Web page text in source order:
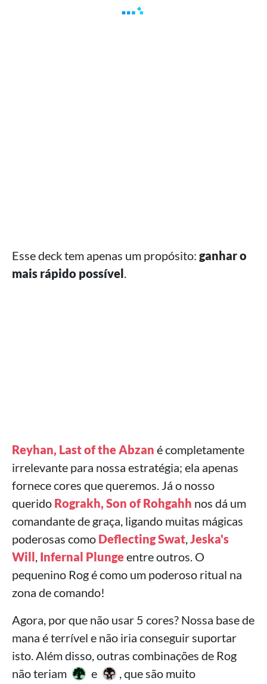
Esse deck tem apenas um propósito: ganhar o
mais rápido possível.
Reyhan, Last of the Abzan é completamente
irrelevante para nossa estratégia; ela apenas
fornece cores que queremos. Já o nosso
querido Rograkh, Son of Rohgahh nos dá um
comandante de graça, ligando muitas mágicas
poderosas como Deflecting Swat,Jeska's
Will, Infernal Plungeentre outros. O
pequenino Rog é como um poderoso ritual na
zona de comando!
Agora, por que não usar 5 cores? Nossa base de
mana é terrível e não iria conseguir suportar
isto. Além disso, outras combinações de Rog
não teriam
e , que são muito